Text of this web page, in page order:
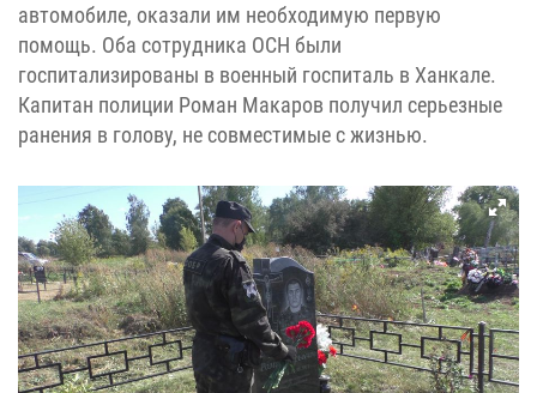
автомобиле, оказали им необходимую первую
помощь. Оба сотрудника ОСН были
госпитализированы в военный госпиталь в Ханкале.
Капитан полиции Роман Макаров получил серьезные
ранения в голову, не совместимые с жизнью.